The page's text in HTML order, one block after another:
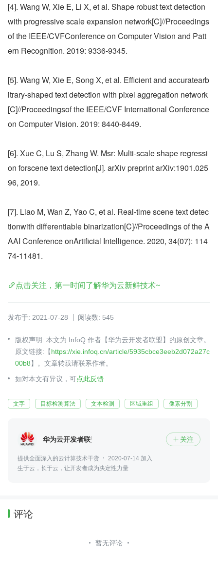
[4]. Wang W, Xie E, Li X, et al. Shape robust text detection
with progressive scale expansion network[C]//Proceedings
of the IEEE/CVFConference on Computer Vision and Patt
ern Recognition. 2019: 9336-9345.
[5]. Wang W, Xie E, Song X, et al. Efficient and accuratearb
itrary-shaped text detection with pixel aggregation network
[C]//Proceedingsof the IEEE/CVF International Conference
on Computer Vision. 2019: 8440-8449.
[6]. Xue C, Lu S, Zhang W. Msr: Multi-scale shape regressi
on forscene text detection[J]. arXiv preprint arXiv:1901.025
96, 2019.
[7]. Liao M, Wan Z, Yao C, et al. Real-time scene text detec
tionwith differentiable binarization[C]//Proceedings of the A
AAI Conference onArtificial Intelligence. 2020, 34(07): 114
74-11481.
点击关注，第一时间了解华为云新鲜技术~
发布于: 2021-07-28 阅读数: 545
版权声明: 本文为 InfoQ 作者【华为云开发者联盟】的原创文章。
原文链接:【https://xie.infoq.cn/article/5935cbce3eeb2d072a27c
00b8】。文章转载请联系作者。
如对本文有异议，可点此反馈
文字 目标检测算法 文本检测 区域重组 像素分割
华为云开发者联盟  关注
提供全面深入的云计算技术干货
2020-07-14 加入
生于云，长于云，让开发者成为决定性力量
评论
暂无评论